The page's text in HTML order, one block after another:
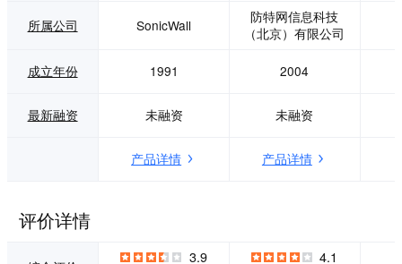
应对不断发展的威
专为各种规模的网
足您的特定安全性
保护您的预算，同
应用、用户和网络
可视化大大降低了
安全的复杂度，同
客户能够遵从安全
能：应用控制、We
侵防御、病毒爆发
所属公司 SonicWall
防特网信息科技
（北京）有限公司
成立年份 1991 2004
最新融资 未融资 未融资
产品详情 产品详情
评价详情
3.9
4.1